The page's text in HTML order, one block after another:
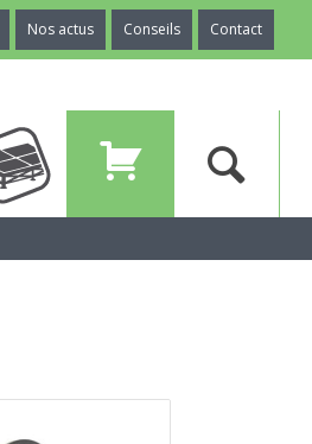
Contact
Conseils
Nos actus
Planchers